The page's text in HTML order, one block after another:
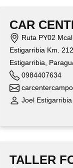
CAR
Ruta PY02
Estigarribia Km.
Estigarribia,
0984407634
Joel Estigarribia
TALLER